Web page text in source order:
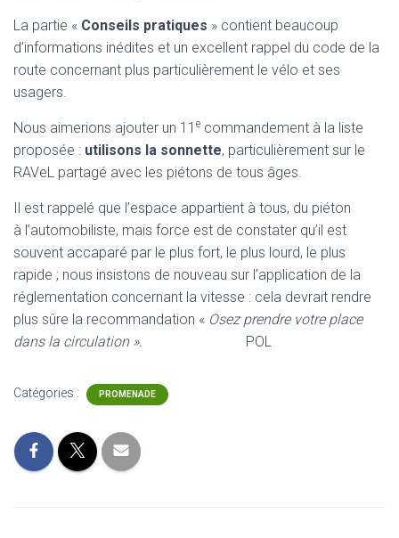
La partie « Conseils pratiques » contient beaucoup
d’informations inédites et un excellent rappel du code de la
route concernant plus particulièrement le vélo et ses
usagers.
Nous aimerions ajouter un 11 e commandement à la liste
proposée : utilisons la sonnette, particulièrement sur le
RAVeL partagé avec les piétons de tous âges.
Il est rappelé que l’espace appartient à tous, du piéton
à l’automobiliste, mais force est de constater qu’il est
souvent accaparé par le plus fort, le plus lourd, le plus
rapide ; nous insistons de nouveau sur l’application de la
réglementation concernant la vitesse : cela devrait rendre
plus sûre la recommandation « Osez prendre votre place
dans la circulation ».
POL
Catégories : PROMENADE